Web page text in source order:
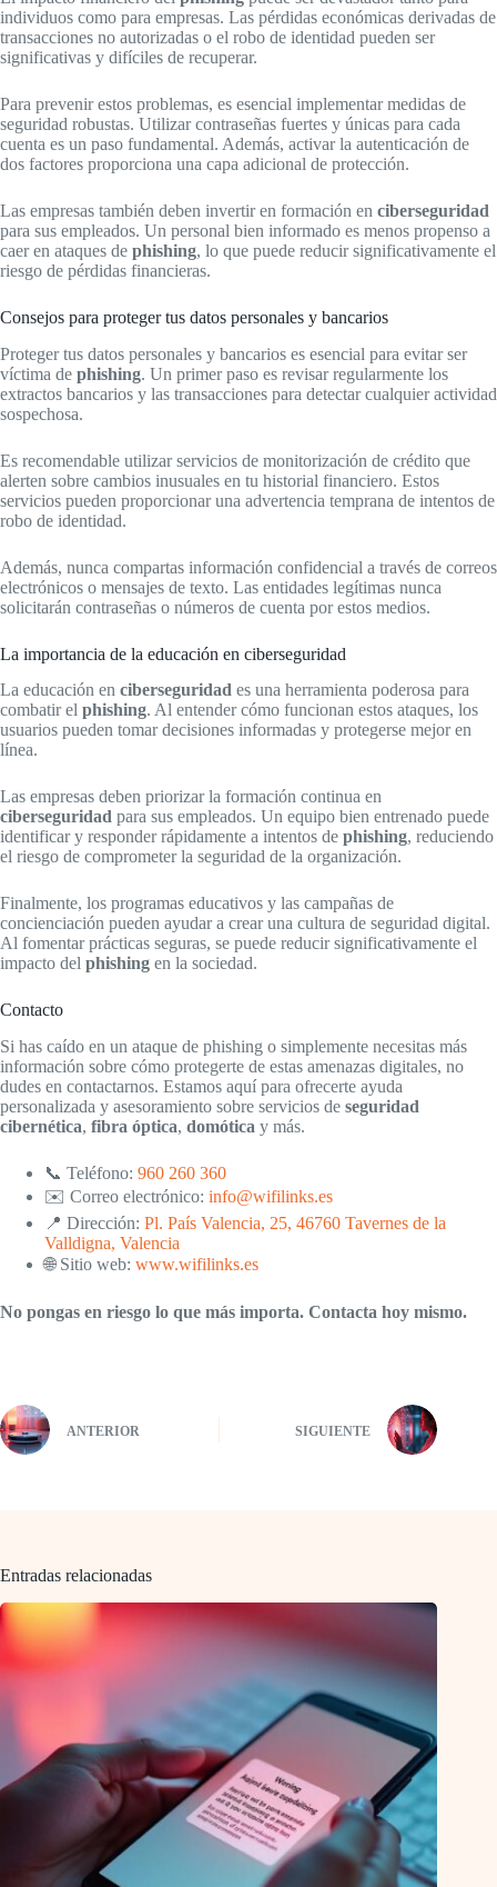
individuos como para empresas. Las pérdidas económicas derivadas de
transacciones no autorizadas o el robo de identidad pueden ser
significativas y difíciles de recuperar.
Para prevenir estos problemas, es esencial implementar medidas de
seguridad robustas. Utilizar contraseñas fuertes y únicas para cada
cuenta es un paso fundamental. Además, activar la autenticación de
dos factores proporciona una capa adicional de protección.
Las empresas también deben invertir en formación en ciberseguridad
para sus empleados. Un personal bien informado es menos propenso a
caer en ataques de phishing, lo que puede reducir significativamente el
riesgo de pérdidas financieras.
Consejos para proteger tus datos personales y bancarios
Proteger tus datos personales y bancarios es esencial para evitar ser
víctima de phishing. Un primer paso es revisar regularmente los
extractos bancarios y las transacciones para detectar cualquier actividad
sospechosa.
Es recomendable utilizar servicios de monitorización de crédito que
alerten sobre cambios inusuales en tu historial financiero. Estos
servicios pueden proporcionar una advertencia temprana de intentos de
robo de identidad.
Además, nunca compartas información confidencial a través de correos
electrónicos o mensajes de texto. Las entidades legítimas nunca
solicitarán contraseñas o números de cuenta por estos medios.
La importancia de la educación en ciberseguridad
La educación en ciberseguridad es una herramienta poderosa para
combatir el phishing. Al entender cómo funcionan estos ataques, los
usuarios pueden tomar decisiones informadas y protegerse mejor en
línea.
Las empresas deben priorizar la formación continua en
ciberseguridad para sus empleados. Un equipo bien entrenado puede
identificar y responder rápidamente a intentos de phishing, reduciendo
el riesgo de comprometer la seguridad de la organización.
Finalmente, los programas educativos y las campañas de
concienciación pueden ayudar a crear una cultura de seguridad digital.
Al fomentar prácticas seguras, se puede reducir significativamente el
impacto del phishing en la sociedad.
Contacto
Si has caído en un ataque de phishing o simplemente necesitas más
información sobre cómo protegerte de estas amenazas digitales, no
dudes en contactarnos. Estamos aquí para ofrecerte ayuda
personalizada y asesoramiento sobre servicios de seguridad
cibernética, fibra óptica, domótica y más.
📞 Teléfono: 960 260 360
✉️ Correo electrónico: info@wifilinks.es
📍 Dirección: Pl. País Valencia, 25, 46760 Tavernes de la
Valldigna, Valencia
🌐 Sitio web: www.wifilinks.es
No pongas en riesgo lo que más importa. Contacta hoy mismo.
ANTERIOR SIGUIENTE
Entradas relacionadas